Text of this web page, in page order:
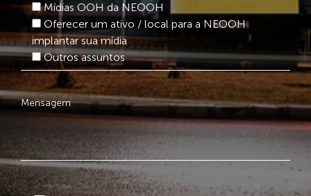
Mídias OOH da NEOOH
Oferecer um ativo / local para a NEOOH
implantar sua mídia
Outros assuntos